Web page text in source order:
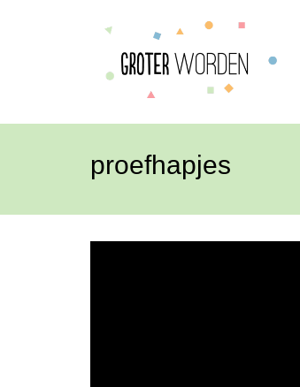
proefhapjes